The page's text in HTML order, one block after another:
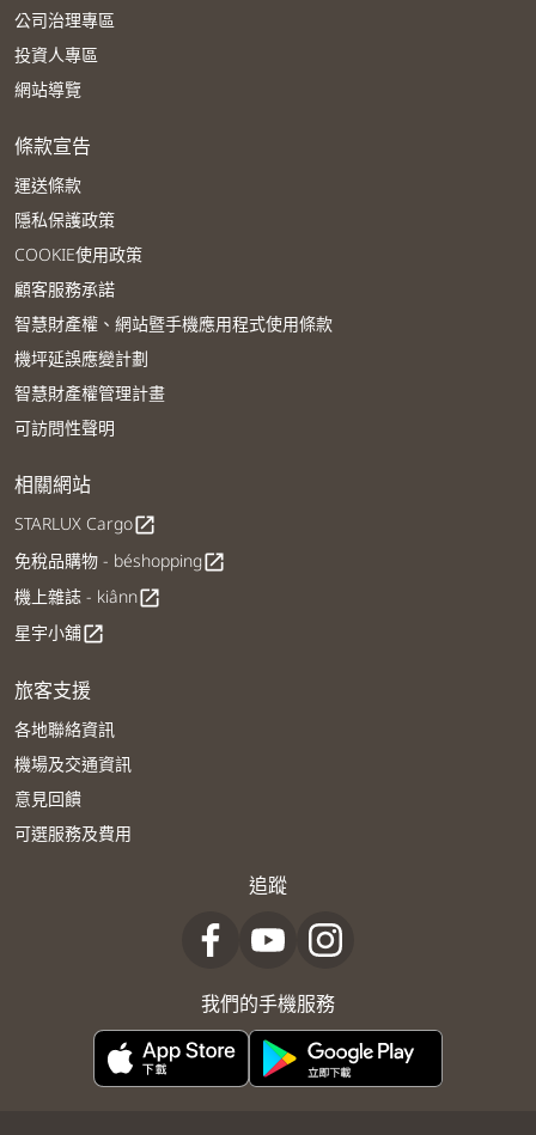
公司治理專區
投資人專區
網站導覽
條款宣告
運送條款
隱私保護政策
COOKIE使用政策
顧客服務承諾
智慧財產權、網站暨手機應用程式使用條款
機坪延誤應變計劃
智慧財產權管理計畫
可訪問性聲明
相關網站
STARLUX Cargoopen_in_new
免稅品購物 - béshoppingopen_in_new
機上雜誌 - kiânnopen_in_new
星宇小舖open_in_new
旅客支援
各地聯絡資訊
機場及交通資訊
意見回饋
可選服務及費用
追蹤
我們的手機服務